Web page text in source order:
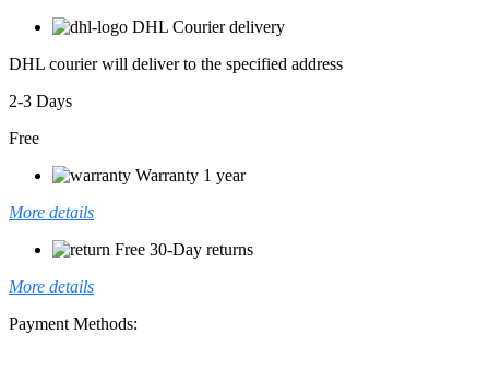
DHL Courier delivery
DHL courier will deliver to the specified address
2-3 Days
Free
Warranty 1 year
More details
Free 30-Day returns
More details
Payment Methods: